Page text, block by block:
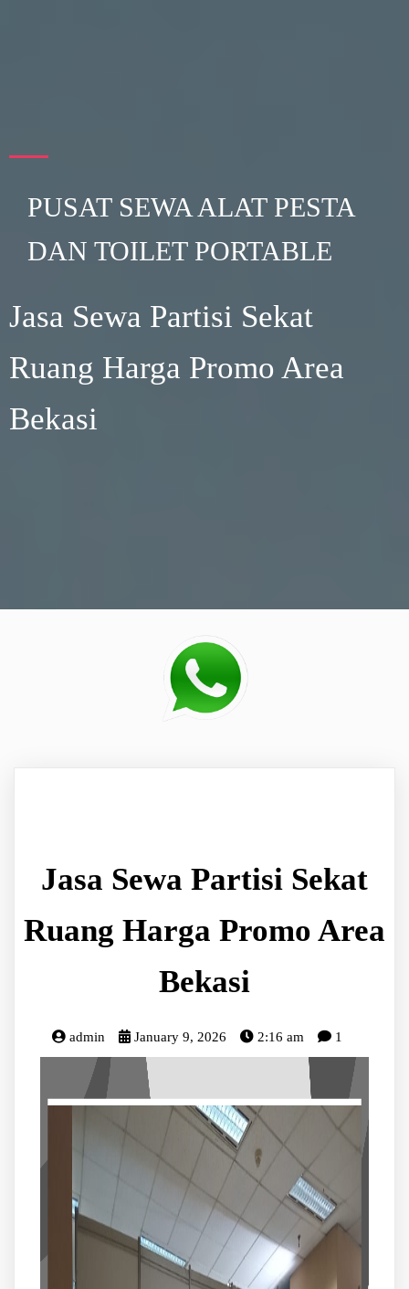
PUSAT SEWA ALAT PESTA
DAN TOILET PORTABLE
Jasa Sewa Partisi Sekat
Ruang Harga Promo Area
Bekasi
Jasa Sewa Partisi Sekat
Ruang Harga Promo Area
Bekasi
admin January 9, 2026 2:16 am 1